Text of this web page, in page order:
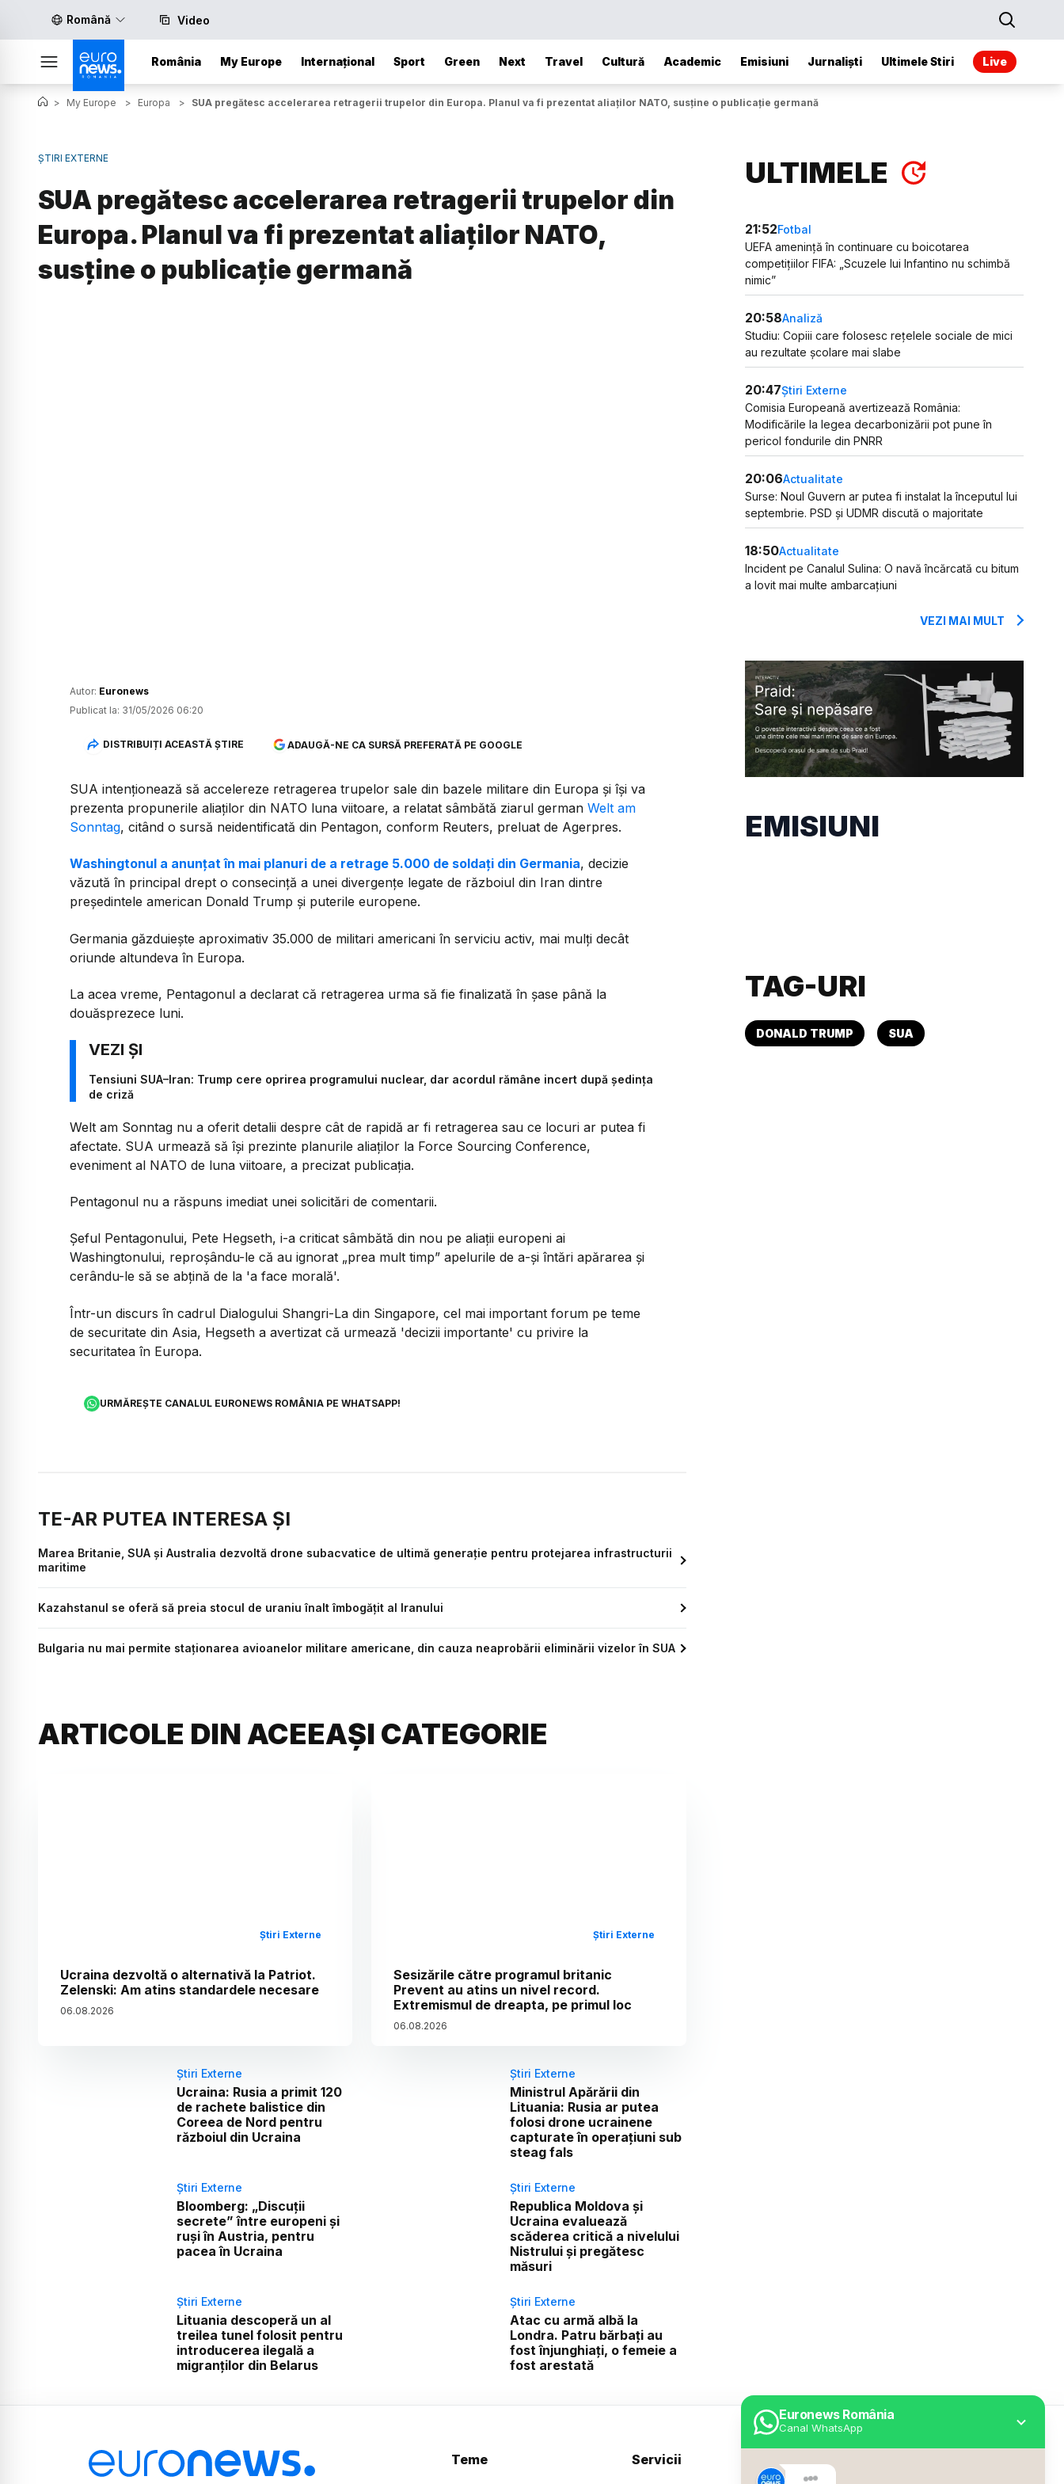
Română Video
România My Europe Internațional Sport Green Next Travel Cultură Academic Emisiuni Jurnaliști Ultimele Stiri Live
Euronews România
Canal WhatsApp
> My Europe > Europa > SUA pregătesc accelerarea retragerii trupelor din Europa. Planul va fi prezentat aliaților NATO, susține o publicație germană
ȘTIRI EXTERNE
SUA pregătesc accelerarea retragerii trupelor din
Europa. Planul va fi prezentat aliaților NATO,
susține o publicație germană
Autor: Euronews
Publicat la: 31/05/2026 06:20
DISTRIBUIȚI ACEASTĂ ȘTIRE ADAUGĂ-NE CA SURSĂ PREFERATĂ PE GOOGLE
SUA intenționează să accelereze retragerea trupelor sale din bazele militare din Europa și își va
prezenta propunerile aliaților din NATO luna viitoare, a relatat sâmbătă ziarul german Welt am
Sonntag, citând o sursă neidentificată din Pentagon, conform Reuters, preluat de Agerpres.
Washingtonul a anunțat în mai planuri de a retrage 5.000 de soldați din Germania, decizie
văzută în principal drept o consecință a unei divergențe legate de războiul din Iran dintre
președintele american Donald Trump și puterile europene.
Germania găzduiește aproximativ 35.000 de militari americani în serviciu activ, mai mulți decât
oriunde altundeva în Europa.
La acea vreme, Pentagonul a declarat că retragerea urma să fie finalizată în șase până la
douăsprezece luni.
Tensiuni SUA–Iran: Trump cere oprirea programului nuclear, dar acordul rămâne incert după ședința
de criză
Welt am Sonntag nu a oferit detalii despre cât de rapidă ar fi retragerea sau ce locuri ar putea fi
afectate. SUA urmează să își prezinte planurile aliaților la Force Sourcing Conference,
eveniment al NATO de luna viitoare, a precizat publicația.
Pentagonul nu a răspuns imediat unei solicitări de comentarii.
Șeful Pentagonului, Pete Hegseth, i-a criticat sâmbătă din nou pe aliații europeni ai
Washingtonului, reproșându-le că au ignorat „prea mult timp” apelurile de a-și întări apărarea și
cerându-le să se abțină de la 'a face morală'.
Într-un discurs în cadrul Dialogului Shangri-La din Singapore, cel mai important forum pe teme
de securitate din Asia, Hegseth a avertizat că urmează 'decizii importante' cu privire la
securitatea în Europa.
URMĂREȘTE CANALUL EURONEWS ROMÂNIA PE WHATSAPP!
TE-AR PUTEA INTERESA ȘI
Marea Britanie, SUA și Australia dezvoltă drone subacvatice de ultimă generație pentru protejarea infrastructurii
maritime
Kazahstanul se oferă să preia stocul de uraniu înalt îmbogățit al Iranului
Bulgaria nu mai permite staționarea avioanelor militare americane, din cauza neaprobării eliminării vizelor în SUA
ARTICOLE DIN ACEEAȘI CATEGORIE
Știri Externe
Ucraina dezvoltă o alternativă la Patriot.
Zelenski: Am atins standardele necesare
06.08.2026
Știri Externe
Sesizările către programul britanic
Prevent au atins un nivel record.
Extremismul de dreapta, pe primul loc
06.08.2026
Știri Externe
Ucraina: Rusia a primit 120
de rachete balistice din
Coreea de Nord pentru
războiul din Ucraina
Știri Externe
Ministrul Apărării din
Lituania: Rusia ar putea
folosi drone ucrainene
capturate în operațiuni sub
steag fals
Știri Externe
Bloomberg: „Discuții
secrete” între europeni și
ruși în Austria, pentru
pacea în Ucraina
Știri Externe
Republica Moldova și
Ucraina evaluează
scăderea critică a nivelului
Nistrului și pregătesc
măsuri
Știri Externe
Lituania descoperă un al
treilea tunel folosit pentru
introducerea ilegală a
migranților din Belarus
Știri Externe
Atac cu armă albă la
Londra. Patru bărbați au
fost înjunghiați, o femeie a
fost arestată
ULTIMELE
21:52Fotbal
UEFA amenință în continuare cu boicotarea
competițiilor FIFA: „Scuzele lui Infantino nu schimbă
nimic”
20:58Analiză
Studiu: Copiii care folosesc rețelele sociale de mici
au rezultate școlare mai slabe
20:47Știri Externe
Comisia Europeană avertizează România:
Modificările la legea decarbonizării pot pune în
pericol fondurile din PNRR
20:06Actualitate
Surse: Noul Guvern ar putea fi instalat la începutul lui
septembrie. PSD și UDMR discută o majoritate
18:50Actualitate
Incident pe Canalul Sulina: O navă încărcată cu bitum
a lovit mai multe ambarcațiuni
VEZI MAI MULT
EMISIUNI
TAG-URI
DONALD TRUMP SUA
Teme Servicii